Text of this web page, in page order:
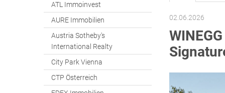
ATL Immoinvest
AURE Immobilien
Austria Sotheby's
International Realty
City Park Vienna
CTP Österreich
02.06.2026